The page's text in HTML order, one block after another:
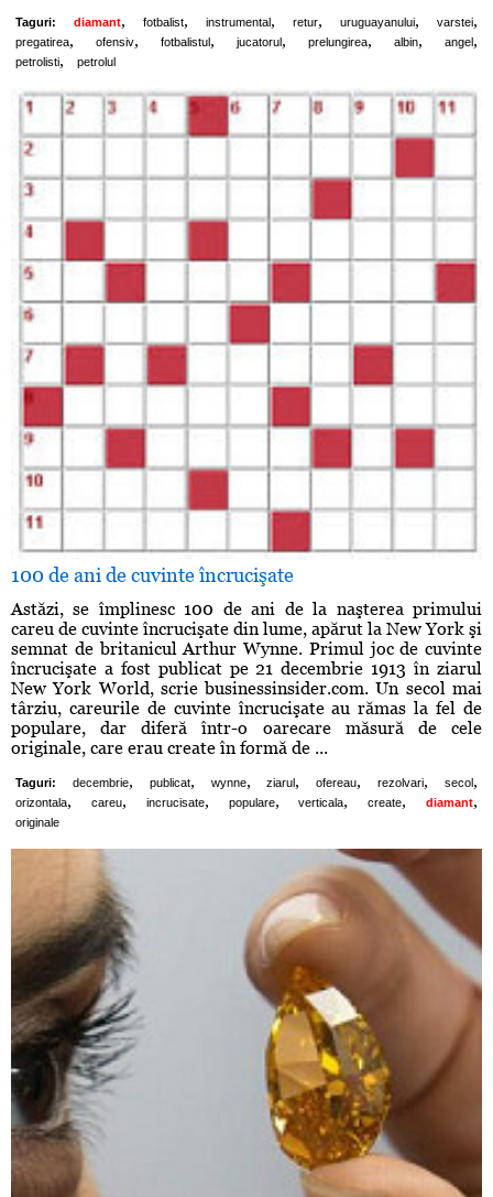
Taguri: diamant, fotbalist, instrumental , retur, uruguayanului, varstei,
pregatirea, ofensiv, fotbalistul , jucatorul , prelungirea, albin, angel ,
petrolisti, petrolul
100 de ani de cuvinte încrucişate
Astăzi, se împlinesc 100 de ani de la naşterea primului
careu de cuvinte încrucişate din lume, apărut la New York şi
semnat de britanicul Arthur Wynne. Primul joc de cuvinte
încrucişate a fost publicat pe 21 decembrie 1913 în ziarul
New York World, scrie businessinsider.com. Un secol mai
târziu, careurile de cuvinte încrucişate au rămas la fel de
populare, dar diferă într-o oarecare măsură de cele
originale, care erau create în formă de ...
Taguri: decembrie, publicat, wynne, ziarul , ofereau, rezolvari, secol ,
orizontala, careu, incrucisate, populare, verticala, create, diamant,
originale